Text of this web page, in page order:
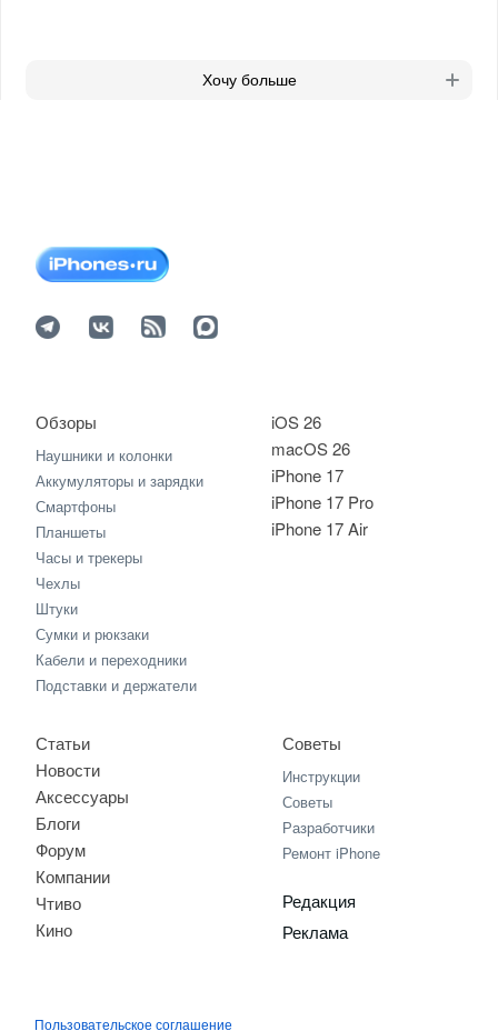
Хочу больше
iOS 26
macOS 26
iPhone 17
iPhone 17 Pro
iPhone 17 Air
Обзоры
Наушники и колонки
Аккумуляторы и зарядки
Смартфоны
Планшеты
Часы и трекеры
Чехлы
Штуки
Сумки и рюкзаки
Кабели и переходники
Подставки и держатели
Статьи
Новости
Аксессуары
Блоги
Форум
Компании
Чтиво
Кино
Советы
Инструкции
Советы
Разработчики
Ремонт iPhone
Редакция
Реклама
Пользовательское соглашение